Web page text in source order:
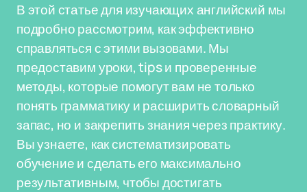
В этой статье для изучающих английский мы
подробно рассмотрим, как эффективно
справляться с этими вызовами. Мы
предоставим уроки, tips и проверенные
методы, которые помогут вам не только
понять грамматику и расширить словарный
запас, но и закрепить знания через практику.
Вы узнаете, как систематизировать
обучение и сделать его максимально
результативным, чтобы достигать